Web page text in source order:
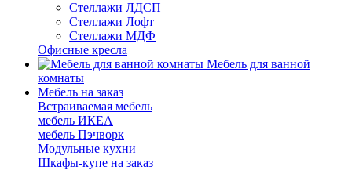
Стеллажи ЛДСП
Стеллажи Лофт
Стеллажи МДФ
Офисные кресла
Мебель для ванной
комнаты
Мебель на заказ
Встраиваемая мебель
мебель ИКЕА
мебель Пэчворк
Модульные кухни
Шкафы-купе на заказ